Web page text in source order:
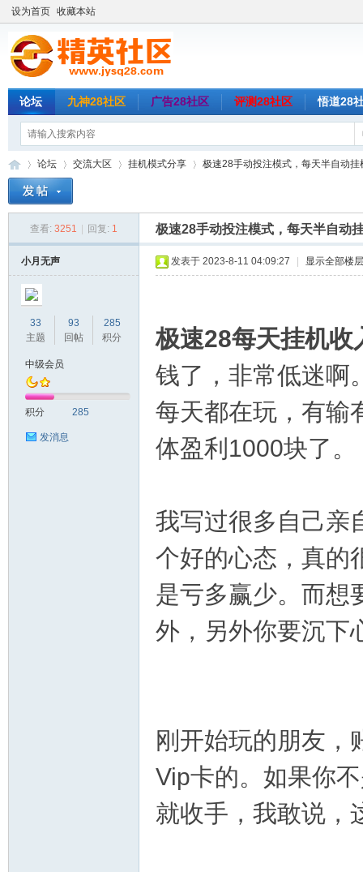
设为首页 收藏本站
论坛 九神28社区 广告28社区 评测28社区 悟道28
论坛
›
交流大区
›
挂机模式分享
›
极速28手动投注模式，每天半自动挂
查看: 3251 回复: 1 极速28手动投注模式，每天半自动
小月无声
33
主题
93
回帖
285
积分
中级会员
积分 285
发消息
发表于 2023-8-11 04:09:27 显示全部楼层
极速28每天挂机收
钱了，非常低迷啊
每天都在玩，有输
体盈利1000块了。
我写过很多自己亲
个好的心态，真的
是亏多赢少。而想
外，另外你要沉下
刚开始玩的朋友，
Vip卡的。如果你
就收手，我敢说，